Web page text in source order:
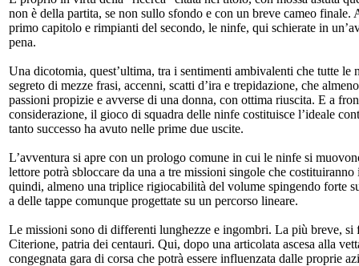
non è della partita, se non sullo sfondo e con un breve cameo
primo capitolo e rimpianti del secondo, le ninfe, qui schierate in
pena.
Una dicotomia, quest’ultima, tra i sentimenti ambivalenti che tutte
segreto di mezze frasi, accenni, scatti d’ira e trepidazione, che
passioni propizie e avverse di una donna, con ottima riuscita. E a
considerazione, il gioco di squadra delle ninfe costituisce l’ideale
tanto successo ha avuto nelle prime due uscite.
L’avventura si apre con un prologo comune in cui le ninfe si
lettore potrà sbloccare da una a tre missioni singole che
quindi, almeno una triplice rigiocabilità del volume spingendo forte
a delle tappe comunque progettate su un percorso lineare.
Le missioni sono di differenti lunghezze e ingombri. La più breve,
Citerione, patria dei centauri. Qui, dopo una articolata ascesa alla
congegnata gara di corsa che potrà essere influenzata dalle proprie